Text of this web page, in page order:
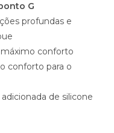
G
profundas e
conforto
conforto para o
de silicone